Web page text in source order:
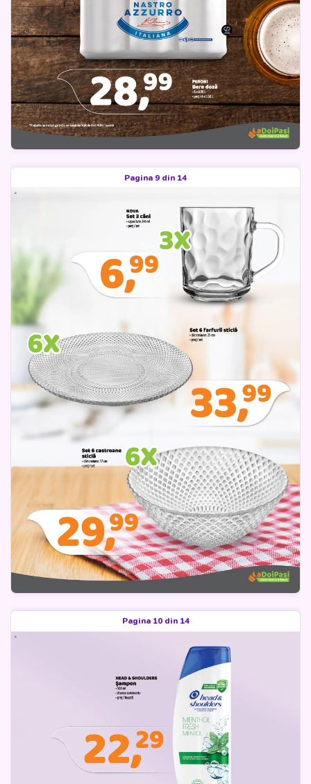
Pagina 9 din 14
Pagina 10 din 14